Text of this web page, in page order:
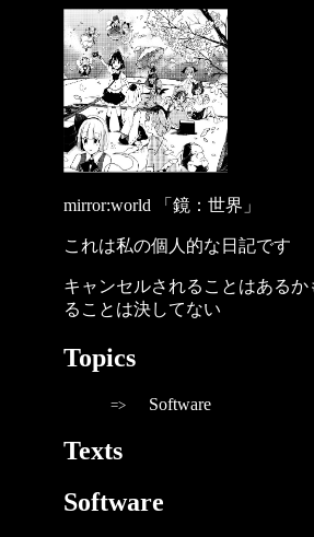
mirror:world 「鏡：世界」
これは私の個人的な日記です
キャンセルされることはある
ることは決してない
Topics
Software
Texts
Software